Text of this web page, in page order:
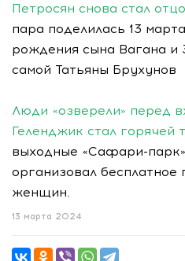
Петросян снова стал
пара поделилась 13
рождения сына Вагана и
самой Татьяны Брухунов
Люди «озверели» перед
Геленджик стал горячей
выходные «Сафари-
организовал бесплатное
женщин.
13 марта 2024